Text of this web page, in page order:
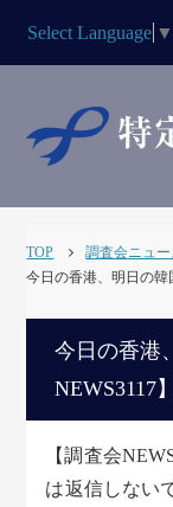
Select Language ▼
TOP
調査会ニュー
今日の香港、明日の韓
今日の香港
NEWS3117
【調査会
は返信しない